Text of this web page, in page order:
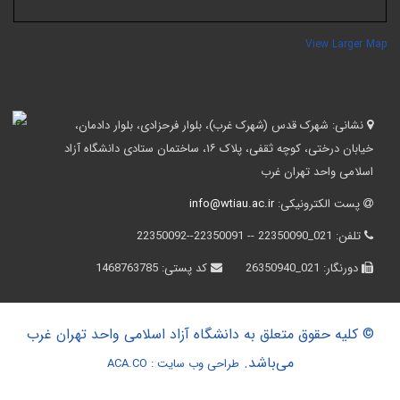
View Larger
نشانی:شهرک قدس (شهرک غرب)، بلوار فرحزادی، بلوار دادمان،
خیابان درختی، کوچه ثقفی، پلاک ۱۶، ساختمان ستادی دانشگاه آزاد
اسلامی واحد تهران غرب
پست الکترونیکی:info@wtiau.ac.ir
تلفن:021_22350090 -- 22350091--22350092
دورنگار:021_26350940 کد پستی:1468763785
© کلیه حقوق متعلق به دانشگاه آزاد اسلامی واحد تهران غرب
می‌باشد.طراحی وب سایت :ACA.CO